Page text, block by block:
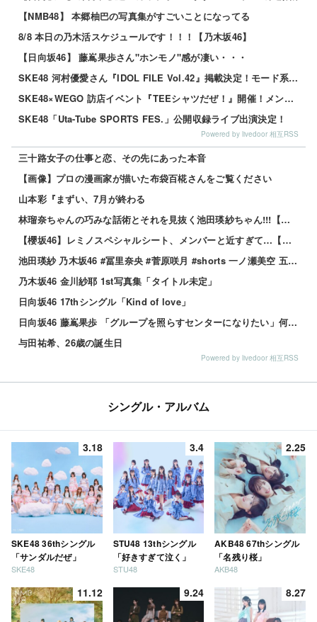
【NMB48】 本郷柚巴の写真集がすごいことになってる
8/8 本日の乃木活スケジュールです！！！【乃木坂46】
【日向坂46】 藤嶌果歩さん"ホンモノ"感が凄い・・・
SKE48 河村優愛さん『IDOL FILE Vol.42』掲載決定！モード系ファッションで新たな魅力を披露
SKE48×WEGO 訪店イベント『TEEシャツだぜ！』開催！メンバーが大須店でコーディネート【SNSまとめ】
SKE48「Uta-Tube SPORTS FES.」公開収録ライブ出演決定！
Powered by livedoor 相互RSS
三十路女子の仕事と恋、その先にあった本音
【画像】プロの漫画家が描いた布袋百椛さんをご覧ください
山本彩『まずい、7月が終わる
林瑠奈ちゃんの巧みな話術とそれを見抜く池田瑛紗ちゃん!!!【乃木坂46】
【櫻坂46】レミノスペシャルシート、メンバーと近すぎて…【全国ツアー2026】
池田瑛紗 乃木坂46 #冨里奈央 #菅原咲月 #shorts 一ノ瀬美空 五百城茉央 瀬戸口心月 奥の反応まとめ
乃木坂46 金川紗耶 1st写真集「タイトル未定」
日向坂46 17thシングル「Kind of love」
日向坂46 藤嶌果歩 「グループを照らすセンターになりたい」何倍もキラキラしたかほりんが降臨【坂道の火曜日】
与田祐希、26歳の誕生日
Powered by livedoor 相互RSS
シングル・アルバム
3.18
SKE48 36thシングル
「サンダルだぜ」
SKE48
3.4
STU48 13thシングル
「好きすぎて泣く」
STU48
2.25
AKB48 67thシングル
「名残り桜」
AKB48
11.12 9.24 8.27